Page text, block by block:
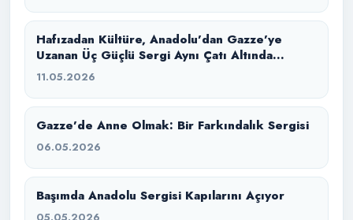
Hafızadan Kültüre, Anadolu’dan Gazze’ye
Uzanan Üç Güçlü Sergi Aynı Çatı Altında
Buluştu
11.05.2026
Gazze’de Anne Olmak: Bir Farkındalık Sergisi
06.05.2026
Başımda Anadolu Sergisi Kapılarını Açıyor